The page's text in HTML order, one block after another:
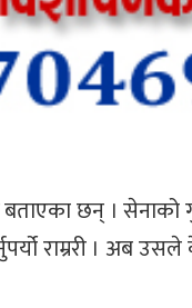
बताएका छन् ।
राम्ररी । अब